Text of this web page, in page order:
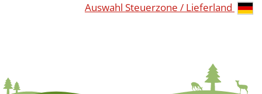
Auswahl Steuerzone / Lieferland